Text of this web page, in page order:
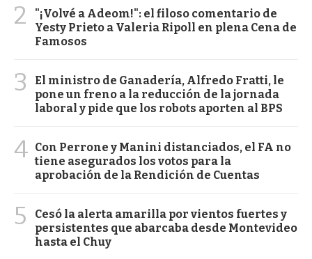
2
"¡Volvé a Adeom!": el filoso comentario de
Yesty Prieto a Valeria Ripoll en plena Cena de
Famosos
3
El ministro de Ganadería, Alfredo Fratti, le
pone un freno a la reducción de la jornada
laboral y pide que los robots aporten al BPS
4 Con Perrone y Manini distanciados, el FA no
tiene asegurados los votos para la
aprobación de la Rendición de Cuentas
5
Cesó la alerta amarilla por vientos fuertes y
persistentes que abarcaba desde Montevideo
hasta el Chuy